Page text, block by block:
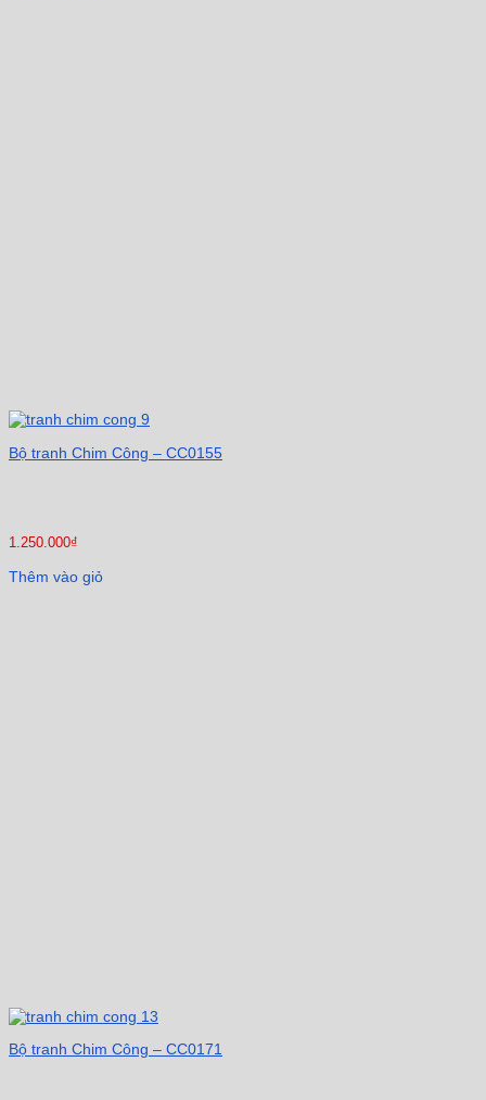
Bộ tranh Chim Công – CC0155
1.250.000₫
Thêm vào giỏ
Bộ tranh Chim Công – CC0171